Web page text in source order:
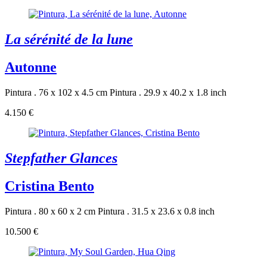
La sérénité de la lune
Autonne
Pintura . 76 x 102 x 4.5 cm Pintura . 29.9 x 40.2 x 1.8 inch
4.150 €
Stepfather Glances
Cristina Bento
Pintura . 80 x 60 x 2 cm Pintura . 31.5 x 23.6 x 0.8 inch
10.500 €